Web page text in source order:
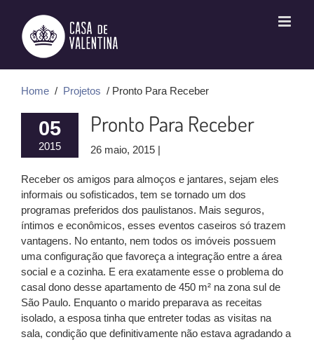
conteúdo
Home / Projetos / Pronto Para Receber
05
2015
Pronto Para Receber
26 maio, 2015 |
Receber os amigos para almoços e jantares, sejam eles
informais ou sofisticados, tem se tornado um dos
programas preferidos dos paulistanos. Mais seguros,
íntimos e econômicos, esses eventos caseiros só trazem
vantagens. No entanto, nem todos os imóveis possuem
uma configuração que favoreça a integração entre a área
social e a cozinha. E era exatamente esse o problema do
casal dono desse apartamento de 450 m² na zona sul de
São Paulo. Enquanto o marido preparava as receitas
isolado, a esposa tinha que entreter todas as visitas na
sala, condição que definitivamente não estava agradando a